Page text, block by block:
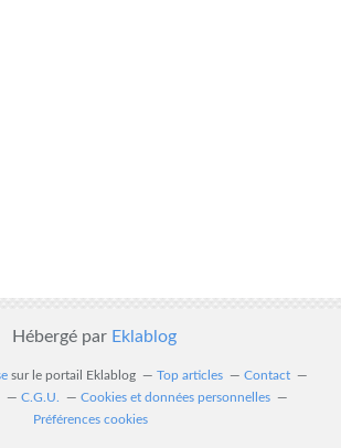
Hébergé par Eklablog
sur le portail Eklablog Top articles
Contact
C.G.U.
Cookies et données personnelles
Préférences cookies